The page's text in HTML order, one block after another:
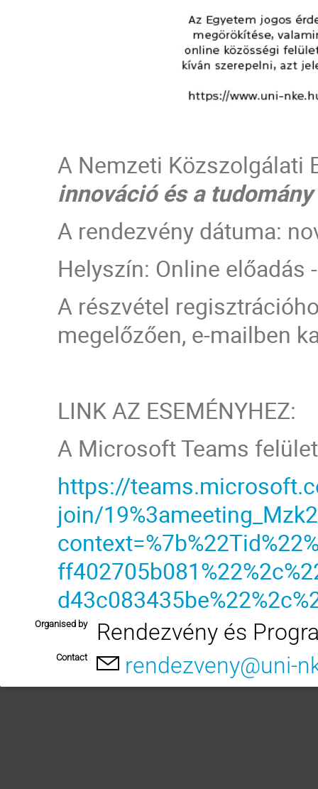
A Nemzeti Közszolgálati
innováció és a
A rendezvény dátuma:
Helyszín: Online
A részvétel
megelőzően, e-mailben
LINK AZ ESEMÉNYHEZ:
A Microsoft Teams
https://
join/
Organised by Rendezvény és
Contact rendezveny@uni-